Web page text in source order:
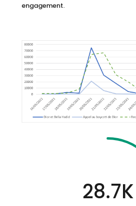
engagement.
28.7K